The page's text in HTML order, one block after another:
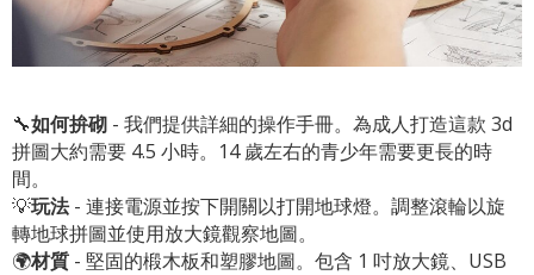
🔧如何拚砌 - 我們提供詳細的操作手冊。為成人打造這款 3d
拼圖大約需要 4.5 小時。14 歲左右的青少年需要更長的時
間。
💡玩法- 連接電源並按下開關以打開地球燈。調整滾輪以旋
轉地球拼圖並使用放大鏡觀察地圖。
🌍材質 - 堅固的椴木板和塑膠地圖。包含 1 吋放大鏡、USB